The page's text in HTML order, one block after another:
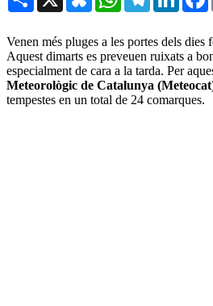
Venen més pluges a les portes dels dies
Aquest dimarts es preveuen ruixats a
especialment de cara a la tarda. Per
Meteorològic de Catalunya
tempestes en un total de 24 comarques.